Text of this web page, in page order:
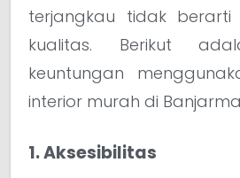
terjangkau tidak berarti
kualitas. Berikut
keuntungan
interior murah di
1. Aksesibilitas